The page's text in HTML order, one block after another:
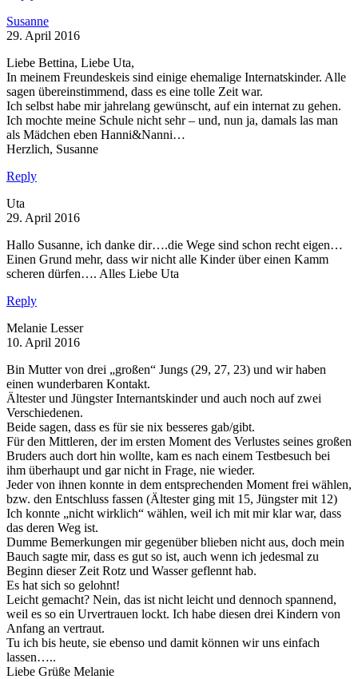
Susanne
29. April 2016
Liebe Bettina, Liebe Uta,
In meinem Freundeskeis sind einige ehemalige Internatskinder. Alle
sagen übereinstimmend, dass es eine tolle Zeit war.
Ich selbst habe mir jahrelang gewünscht, auf ein internat zu gehen.
Ich mochte meine Schule nicht sehr – und, nun ja, damals las man
als Mädchen eben Hanni&Nanni…
Herzlich, Susanne
Reply
Uta
29. April 2016
Hallo Susanne, ich danke dir….die Wege sind schon recht eigen…
Einen Grund mehr, dass wir nicht alle Kinder über einen Kamm
scheren dürfen…. Alles Liebe Uta
Reply
Melanie Lesser
10. April 2016
Bin Mutter von drei „großen“ Jungs (29, 27, 23) und wir haben
einen wunderbaren Kontakt.
Ältester und Jüngster Internantskinder und auch noch auf zwei
Verschiedenen.
Beide sagen, dass es für sie nix besseres gab/gibt.
Für den Mittleren, der im ersten Moment des Verlustes seines großen
Bruders auch dort hin wollte, kam es nach einem Testbesuch bei
ihm überhaupt und gar nicht in Frage, nie wieder.
Jeder von ihnen konnte in dem entsprechenden Moment frei wählen,
bzw. den Entschluss fassen (Ältester ging mit 15, Jüngster mit 12)
Ich konnte „nicht wirklich“ wählen, weil ich mit mir klar war, dass
das deren Weg ist.
Dumme Bemerkungen mir gegenüber blieben nicht aus, doch mein
Bauch sagte mir, dass es gut so ist, auch wenn ich jedesmal zu
Beginn dieser Zeit Rotz und Wasser geflennt hab.
Es hat sich so gelohnt!
Leicht gemacht? Nein, das ist nicht leicht und dennoch spannend,
weil es so ein Urvertrauen lockt. Ich habe diesen drei Kindern von
Anfang an vertraut.
Tu ich bis heute, sie ebenso und damit können wir uns einfach
lassen…..
Liebe Grüße Melanie